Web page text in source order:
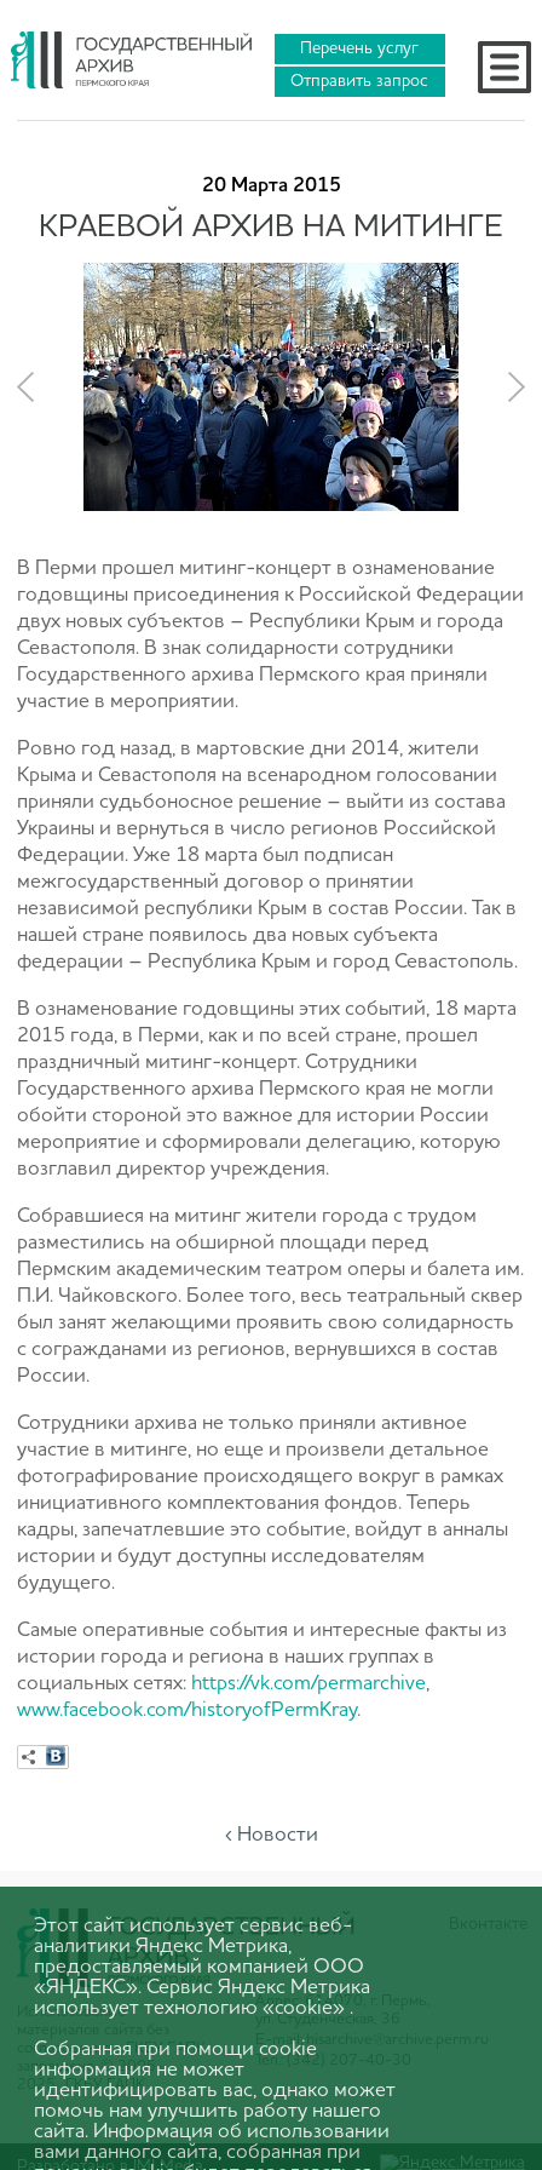
Перечень услуг
Отправить запрос
20 Марта 2015
КРАЕВОЙ АРХИВ НА МИТИНГЕ
В Перми прошел митинг-концерт в ознаменование
годовщины присоединения к Российской Федерации
двух новых субъектов – Республики Крым и города
Севастополя. В знак солидарности сотрудники
Государственного архива Пермского края приняли
участие в мероприятии.
Ровно год назад, в мартовские дни 2014, жители
Крыма и Севастополя на всенародном голосовании
приняли судьбоносное решение – выйти из состава
Украины и вернуться в число регионов Российской
Федерации. Уже 18 марта был подписан
межгосударственный договор о принятии
независимой республики Крым в состав России. Так в
нашей стране появилось два новых субъекта
федерации – Республика Крым и город Севастополь.
В ознаменование годовщины этих событий, 18 марта
2015 года, в Перми, как и по всей стране, прошел
праздничный митинг-концерт. Сотрудники
Государственного архива Пермского края не могли
обойти стороной это важное для истории России
мероприятие и сформировали делегацию, которую
возглавил директор учреждения.
Собравшиеся на митинг жители города с трудом
разместились на обширной площади перед
Пермским академическим театром оперы и балета им.
П.И. Чайковского. Более того, весь театральный сквер
был занят желающими проявить свою солидарность
с согражданами из регионов, вернувшихся в состав
России.
Сотрудники архива не только приняли активное
участие в митинге, но еще и произвели детальное
фотографирование происходящего вокруг в рамках
инициативного комплектования фондов. Теперь
кадры, запечатлевшие это событие, войдут в анналы
истории и будут доступны исследователям
будущего.
Самые оперативные события и интересные факты из
истории города и региона в наших группах в
социальных сетях: https://vk.com/permarchive,
www.facebook.com/historyofPermKray.
‹ Новости
Адрес: 614070, г. Пермь,
ул. Студенческая, 36
E-mail:
Тел.: (342) 207-40-30
Использование
согласования с ГКБУ ГАПК
запрещено. © 2005-
2025 ГКБУ ГАПК
Разработано вIMI Media
Этот сайт использует сервис веб-
аналитики Яндекс Метрика,
предоставляемый компанией ООО
«ЯНДЕКС». Сервис Яндекс Метрика
использует технологию «cookie» .
Собранная при помощи cookie
информация не может
идентифицировать вас, однако может
помочь нам улучшить работу нашего
сайта. Информация об использовании
вами данного сайта, собранная при